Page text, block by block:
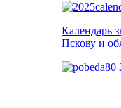
Календарь
Пскову и